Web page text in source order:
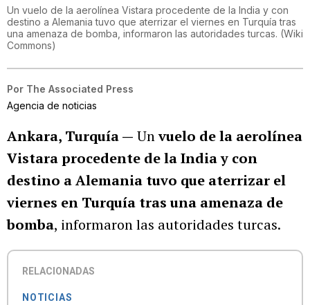
Un vuelo de la aerolínea Vistara procedente de la India y con
destino a Alemania tuvo que aterrizar el viernes en Turquía tras
una amenaza de bomba, informaron las autoridades turcas. (Wiki
Commons)
Por The Associated Press
Agencia de noticias
Ankara, Turquía — Unvuelo de la aerolínea
Vistara procedente de la India y con
destino a Alemania tuvo que aterrizar el
viernes en Turquía tras una amenaza de
bomba, informaron las autoridades turcas.
RELACIONADAS
NOTICIAS